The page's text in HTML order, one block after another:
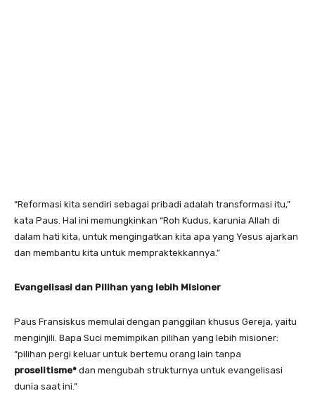
“Reformasi kita sendiri sebagai pribadi adalah transformasi itu,”
kata Paus. Hal ini memungkinkan “Roh Kudus, karunia Allah di
dalam hati kita, untuk mengingatkan kita apa yang Yesus ajarkan
dan membantu kita untuk mempraktekkannya.”
Evangelisasi dan Pilihan yang lebih Misioner
Paus Fransiskus memulai dengan panggilan khusus Gereja, yaitu
menginjili. Bapa Suci memimpikan pilihan yang lebih misioner:
“pilihan pergi keluar untuk bertemu orang lain tanpa
proselitisme* dan mengubah strukturnya untuk evangelisasi
dunia saat ini.”